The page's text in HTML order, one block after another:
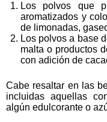
Los polvos que
aromatizados y
de limonadas,
Los polvos a base
malta o productos
con adición de
Cabe resaltar en las
incluidas aquellas
algún edulcorante o